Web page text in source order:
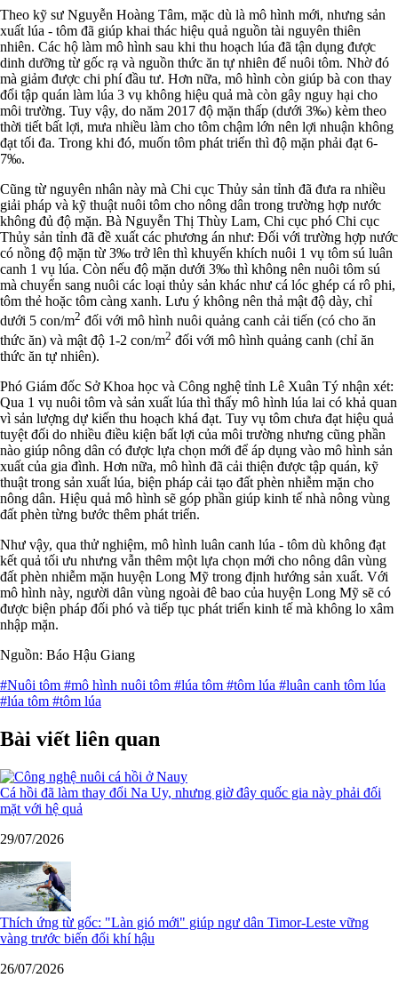
Theo kỹ sư Nguyễn Hoàng Tâm, mặc dù là mô hình mới, nhưng sản
xuất lúa - tôm đã giúp khai thác hiệu quả nguồn tài nguyên thiên
nhiên. Các hộ làm mô hình sau khi thu hoạch lúa đã tận dụng được
dinh dưỡng từ gốc rạ và nguồn thức ăn tự nhiên để nuôi tôm. Nhờ đó
mà giảm được chi phí đầu tư. Hơn nữa, mô hình còn giúp bà con thay
đổi tập quán làm lúa 3 vụ không hiệu quả mà còn gây nguy hại cho
môi trường. Tuy vậy, do năm 2017 độ mặn thấp (dưới 3‰) kèm theo
thời tiết bất lợi, mưa nhiều làm cho tôm chậm lớn nên lợi nhuận không
đạt tối đa. Trong khi đó, muốn tôm phát triển thì độ mặn phải đạt 6-
7‰.
Cũng từ nguyên nhân này mà Chi cục Thủy sản tỉnh đã đưa ra nhiều
giải pháp và kỹ thuật nuôi tôm cho nông dân trong trường hợp nước
không đủ độ mặn. Bà Nguyễn Thị Thùy Lam, Chi cục phó Chi cục
Thủy sản tỉnh đã đề xuất các phương án như: Đối với trường hợp nước
có nồng độ mặn từ 3‰ trở lên thì khuyến khích nuôi 1 vụ tôm sú luân
canh 1 vụ lúa. Còn nếu độ mặn dưới 3‰ thì không nên nuôi tôm sú
mà chuyển sang nuôi các loại thủy sản khác như cá lóc ghép cá rô phi,
tôm thẻ hoặc tôm càng xanh. Lưu ý không nên thả mật độ dày, chỉ
dưới 5 con/m2 đối với mô hình nuôi quảng canh cải tiến (có cho ăn
thức ăn) và mật độ 1-2 con/m2 đối với mô hình quảng canh (chỉ ăn
thức ăn tự nhiên).
Phó Giám đốc Sở Khoa học và Công nghệ tỉnh Lê Xuân Tý nhận xét:
Qua 1 vụ nuôi tôm và sản xuất lúa thì thấy mô hình lúa lai có khả quan
vì sản lượng dự kiến thu hoạch khá đạt. Tuy vụ tôm chưa đạt hiệu quả
tuyệt đối do nhiều điều kiện bất lợi của môi trường nhưng cũng phần
nào giúp nông dân có được lựa chọn mới để áp dụng vào mô hình sản
xuất của gia đình. Hơn nữa, mô hình đã cải thiện được tập quán, kỹ
thuật trong sản xuất lúa, biện pháp cải tạo đất phèn nhiễm mặn cho
nông dân. Hiệu quả mô hình sẽ góp phần giúp kinh tế nhà nông vùng
đất phèn từng bước thêm phát triển.
Như vậy, qua thử nghiệm, mô hình luân canh lúa - tôm dù không đạt
kết quả tối ưu nhưng vẫn thêm một lựa chọn mới cho nông dân vùng
đất phèn nhiễm mặn huyện Long Mỹ trong định hướng sản xuất. Với
mô hình này, người dân vùng ngoài đê bao của huyện Long Mỹ sẽ có
được biện pháp đối phó và tiếp tục phát triển kinh tế mà không lo xâm
nhập mặn.
Nguồn: Báo Hậu Giang
#Nuôi tôm #mô hình nuôi tôm #lúa tôm #tôm lúa #luân canh tôm lúa
#lúa tôm #tôm lúa
Bài viết liên quan
Cá hồi đã làm thay đổi Na Uy, nhưng giờ đây quốc gia này phải đối
mặt với hệ quả
29/07/2026
Thích ứng từ gốc: "Làn gió mới" giúp ngư dân Timor-Leste vững
vàng trước biến đổi khí hậu
26/07/2026